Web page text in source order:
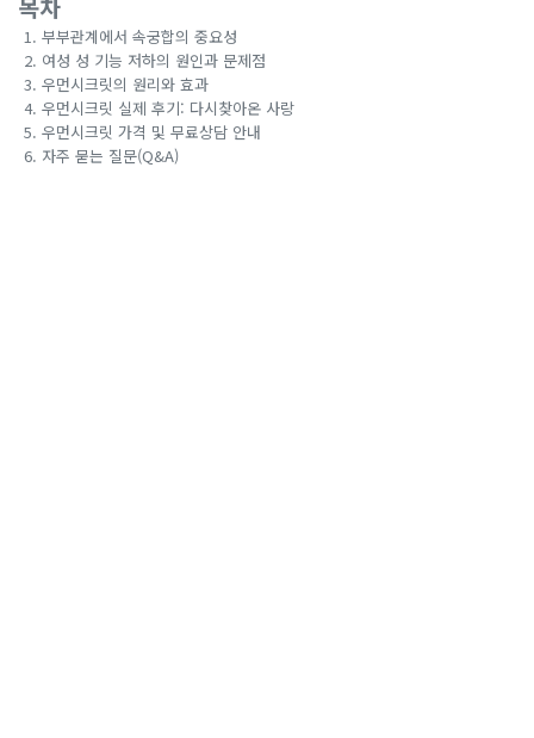
부부관계에서 속궁합의 중요성
여성 성 기능 저하의 원인과 문제점
우먼시크릿의 원리와 효과
우먼시크릿 실제 후기: 다시찾아온 사랑
우먼시크릿 가격 및 무료상담 안내
자주 묻는 질문(Q&A)